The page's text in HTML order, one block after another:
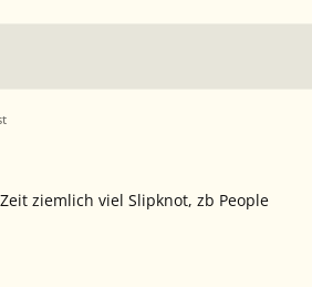
ziemlich viel Slipknot, zb People